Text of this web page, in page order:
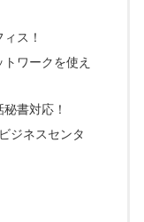
ス！
ワークを使え
書対応！
ジネスセンタ